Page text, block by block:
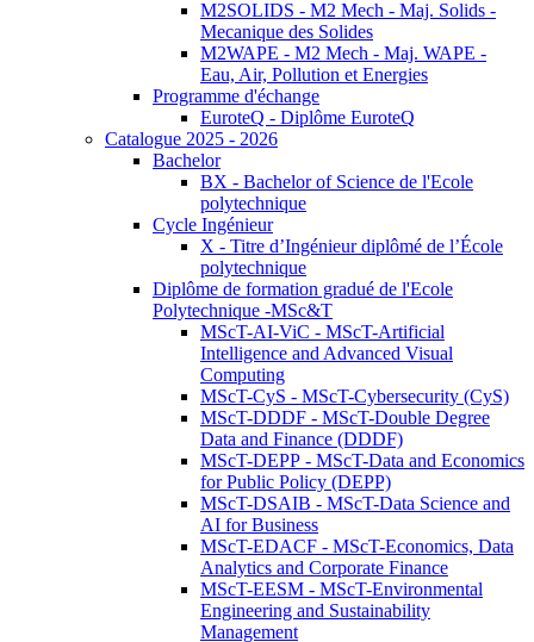
M2SOLIDS - M2 Mech - Maj. Solids -
Mecanique des Solides
M2WAPE - M2 Mech - Maj. WAPE -
Eau, Air, Pollution et Energies
Programme d'échange
EuroteQ - Diplôme EuroteQ
Catalogue 2025 - 2026
Bachelor
BX - Bachelor of Science de l'Ecole
polytechnique
Cycle Ingénieur
X - Titre d’Ingénieur diplômé de l’École
polytechnique
Diplôme de formation gradué de l'Ecole
Polytechnique -MSc&T
MScT-AI-ViC - MScT-Artificial
Intelligence and Advanced Visual
Computing
MScT-CyS - MScT-Cybersecurity (CyS)
MScT-DDDF - MScT-Double Degree
Data and Finance (DDDF)
MScT-DEPP - MScT-Data and Economics
for Public Policy (DEPP)
MScT-DSAIB - MScT-Data Science and
AI for Business
MScT-EDACF - MScT-Economics, Data
Analytics and Corporate Finance
MScT-EESM - MScT-Environmental
Engineering and Sustainability
Management